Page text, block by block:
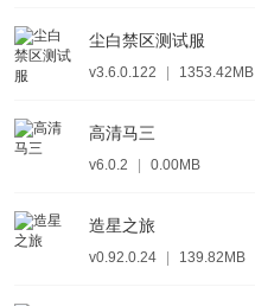
尘白禁区测试服
v3.6.0.122 1353.42MB
高清马三
v6.0.2 0.00MB
造星之旅
v0.92.0.24 139.82MB